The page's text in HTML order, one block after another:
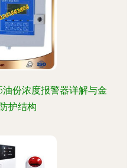
份浓度报警器详解与金
护结构